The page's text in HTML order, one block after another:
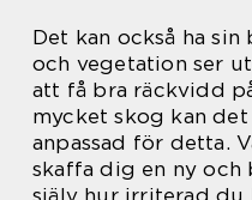
Det kan också ha
och vegetation ser
att få bra räckvidd
mycket skog kan det
anpassad för detta.
skaffa dig en ny och